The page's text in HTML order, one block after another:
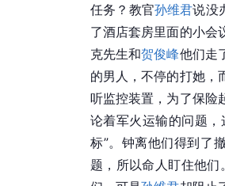
任务？教官孙维君说没
了酒店套房里面的小会
克先生和贺俊峰他们走
的男人，不停的打她，
听监控装置，为了保险
论着军火运输的问题
标”。钟离他们得到了
题，所以命人盯住他们